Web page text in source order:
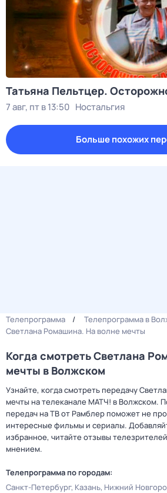
Татьяна Пельтцер.
7 авг, пт в 13:50 Ностальгия
Больше похожих
Телепрограмма Телепрограмма в
Светлана Ромашина. На волне мечты
Когда смотреть Светлана
мечты в Волжском
Узнайте, когда смотреть передачу
мечты на телеканале МАТЧ! в Волжском.
передач на ТВ от Рамблер поможет не
интересные фильмы и сериалы.
избранное, читайте отзывы
мнением.
Телепрограмма по городам:
Санкт-Петербург Казань Нижний